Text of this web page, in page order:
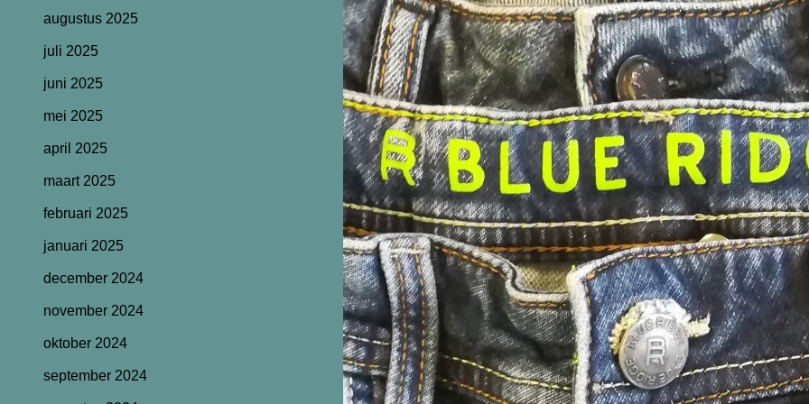
augustus 2025
juli 2025
juni 2025
mei 2025
april 2025
maart 2025
februari 2025
januari 2025
december 2024
november 2024
oktober 2024
september 2024